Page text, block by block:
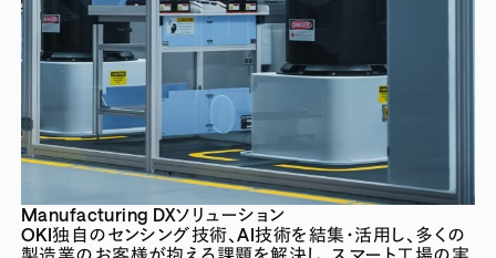
Manufacturing DXソリューション
OKI独自のセンシング技術、AI技術を結集・活用し、多くの